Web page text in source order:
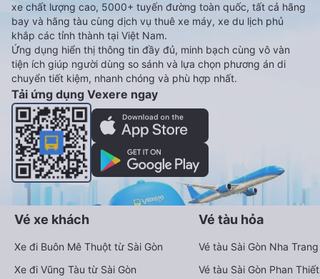
xe chất lượng cao, 5000+ tuyến đường toàn quốc, tất cả hãng
bay và hãng tàu cùng dịch vụ thuê xe máy, xe du lịch phủ
khắp các tỉnh thành tại Việt Nam.
Ứng dụng hiển thị thông tin đầy đủ, minh bạch cùng vô vàn
tiện ích giúp người dùng so sánh và lựa chọn phương án di
chuyển tiết kiệm, nhanh chóng và phù hợp nhất.
Tải ứng dụng Vexere ngay
Vé xe khách
Xe đi Buôn Mê Thuột từ Sài Gòn
Xe đi Vũng Tàu từ Sài Gòn
Vé tàu hỏa
Vé tàu Sài Gòn Nha Trang
Vé tàu Sài Gòn Phan Thiết